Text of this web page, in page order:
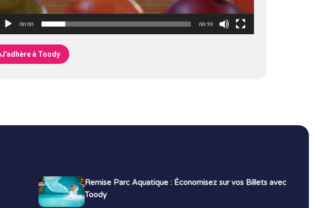
00:00 00:33
J'adhère à Toody
Remise Parc Aquatique : Économisez sur vos Billets avec
Toody